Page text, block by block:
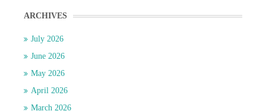
ARCHIVES
July 2026
June 2026
May 2026
April 2026
March 2026